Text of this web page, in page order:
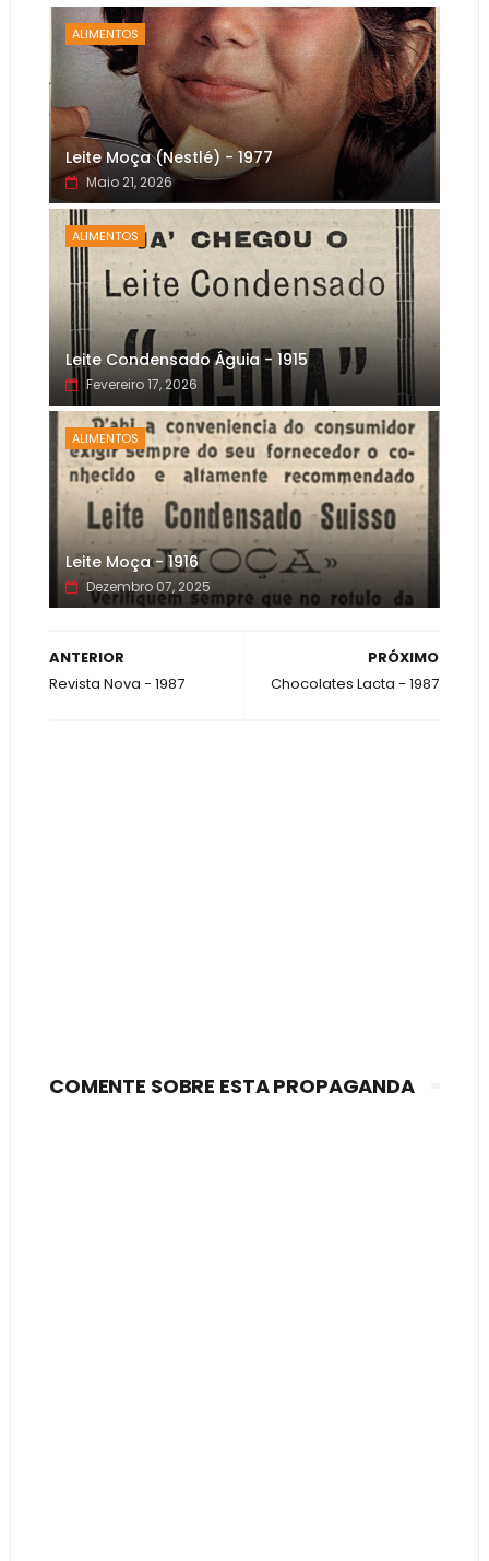
ALIMENTOS
Leite Moça (Nestlé) - 1977
Maio 21, 2026
ALIMENTOS
Leite Condensado Águia - 1915
Fevereiro 17, 2026
ALIMENTOS
Leite Moça - 1916
Dezembro 07, 2025
PRÓXIMO
Chocolates Lacta - 1987
ANTERIOR
Revista Nova - 1987
COMENTE SOBRE ESTA PROPAGANDA